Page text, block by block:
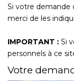
Si votre demande
merci de les
IMPORTANT : Si
personnels à ce
Votre